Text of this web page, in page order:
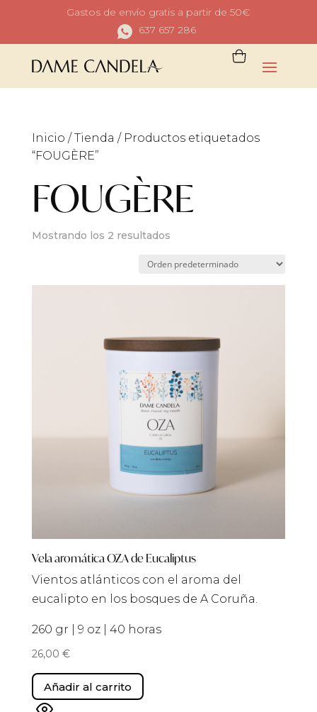
Gastos de envío gratis a partir de 50€
637 657 286
Inicio /Tienda / Productos etiquetados
“FOUGÈRE”
FOUGÈRE
Mostrando los 2 resultados
Vela aromática OZA de Eucaliptus
Vientos atlánticos con el aroma del
eucalipto en los bosques de A Coruña.
260 gr | 9 oz | 40 horas
26,00 €
Añadir al carrito